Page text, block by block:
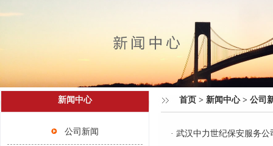
新闻中心
公司新闻
首页 > 新闻中心> 公司
· 武汉中力世纪保安服务